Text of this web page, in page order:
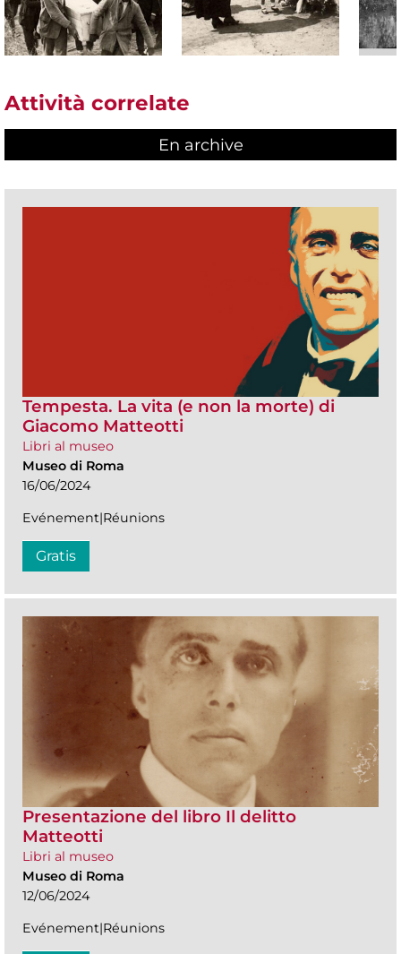
Attività correlate
En archive
Tempesta. La vita (e non la morte) di
Giacomo Matteotti
Libri al museo
Museo di Roma
16/06/2024
Evénement|Réunions
Gratis
Presentazione del libro Il delitto
Matteotti
Libri al museo
Museo di Roma
12/06/2024
Evénement|Réunions